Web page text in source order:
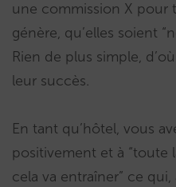
une commission X pour
génère, qu’elles soient
Rien de plus simple,
leur succès.
En tant qu’hôtel, vous
positivement et à “toute
cela va entraîner” ce